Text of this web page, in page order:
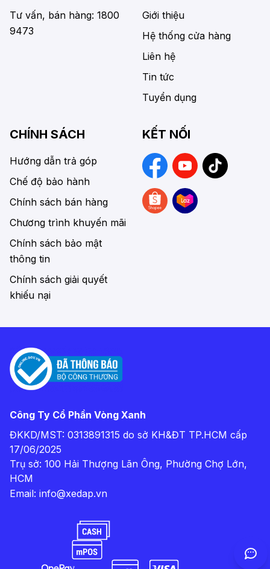
Tư vấn, bán hàng: 1800
9473
Giới thiệu
Hệ thống cửa hàng
Liên hệ
Tin tức
Tuyển dụng
CHÍNH SÁCH
Hướng dẫn trả góp
Chế độ bảo hành
Chính sách bán hàng
Chương trình khuyến mãi
Chính sách bảo mật
thông tin
Chính sách giải quyết
khiếu nại
KẾT NỐI
Công Ty Cổ Phần Vòng Xanh
ĐKKD/MST: 0313891315 do sở KH&ĐT TP.HCM cấp
17/06/2025
Trụ sở: 100 Hải Thượng Lãn Ông, Phường Chợ Lớn,
HCM
Email: info@xedap.vn